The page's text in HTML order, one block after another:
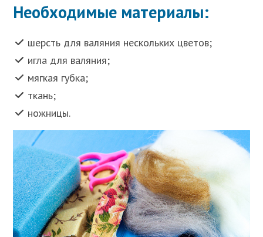
Необходимые материалы:
шерсть для валяния нескольких цветов;
игла для валяния;
мягкая губка;
ткань;
ножницы.